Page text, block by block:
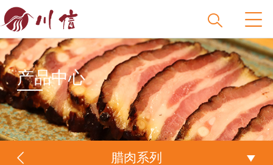
产品中心
腊肉系列